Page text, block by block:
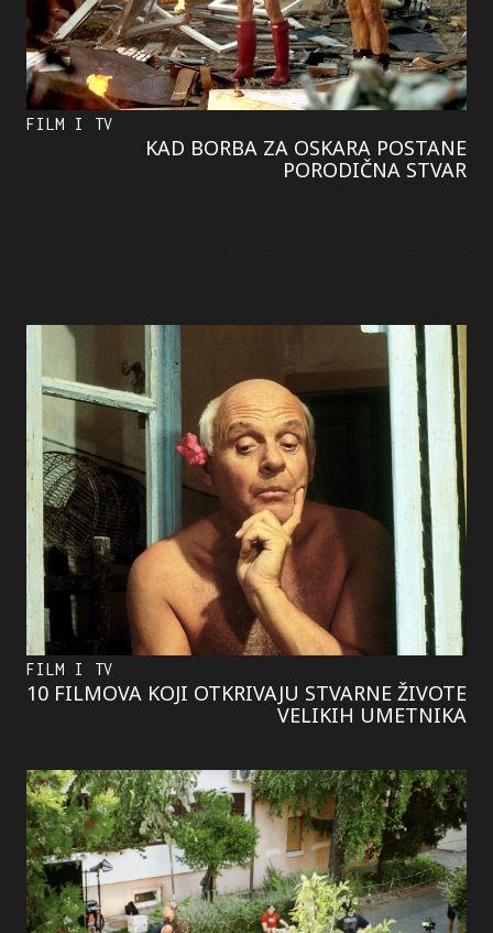
FILM I TV
KAD BORBA ZA OSKARA POSTANE
PORODIČNA STVAR
FILM I TV
10 FILMOVA KOJI OTKRIVAJU STVARNE ŽIVOTE
VELIKIH UMETNIKA